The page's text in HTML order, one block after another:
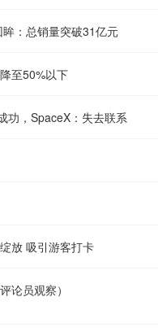
：总销量突破31亿元
至50%以下
功，SpaceX：失去联系
放 吸引游客打卡
论员观察）